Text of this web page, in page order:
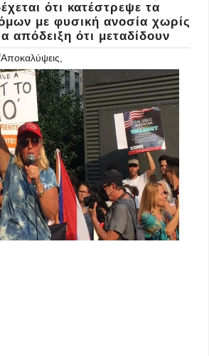
ότι κατέστρεψε τα
με φυσική ανοσία χωρίς
απόδειξη ότι μεταδίδουν
Αποκαλύψεις,